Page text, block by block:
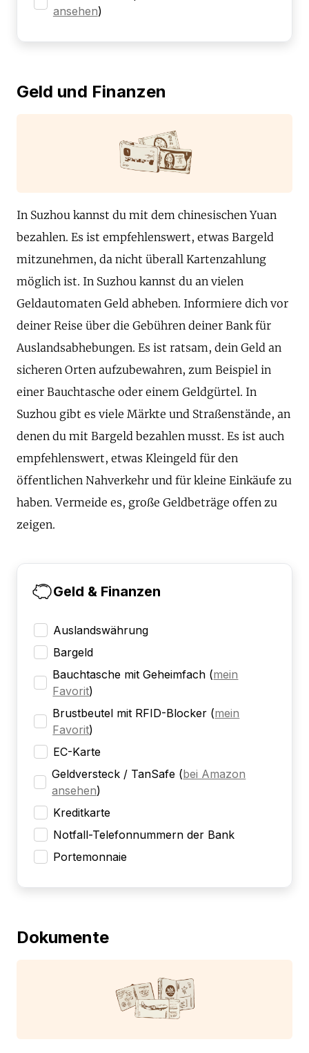
ansehen)
Geld und Finanzen
In Suzhou kannst du mit dem chinesischen Yuan
bezahlen. Es ist empfehlenswert, etwas Bargeld
mitzunehmen, da nicht überall Kartenzahlung
möglich ist. In Suzhou kannst du an vielen
Geldautomaten Geld abheben. Informiere dich vor
deiner Reise über die Gebühren deiner Bank für
Auslandsabhebungen. Es ist ratsam, dein Geld an
sicheren Orten aufzubewahren, zum Beispiel in
einer Bauchtasche oder einem Geldgürtel. In
Suzhou gibt es viele Märkte und Straßenstände, an
denen du mit Bargeld bezahlen musst. Es ist auch
empfehlenswert, etwas Kleingeld für den
öffentlichen Nahverkehr und für kleine Einkäufe zu
haben. Vermeide es, große Geldbeträge offen zu
zeigen.
Geld & Finanzen
Auslandswährung
Bargeld
Bauchtasche mit Geheimfach (mein
Favorit)
Brustbeutel mit RFID-Blocker (mein
Favorit)
EC-Karte
Geldversteck / TanSafe (bei Amazon
ansehen)
Kreditkarte
Notfall-Telefonnummern der Bank
Portemonnaie
Dokumente